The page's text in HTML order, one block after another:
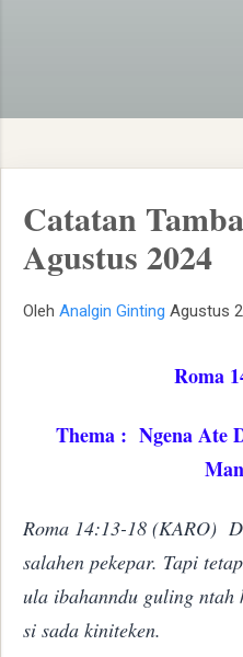
Catatan
Agustus 2024
Oleh Analgin Ginting Agustus
Roma
Thema : Ngena Ate
Roma 14:13-18 (KARO)
salahen pekepar. Tapi
ula ibahanndu guling ntah
si sada kiniteken.